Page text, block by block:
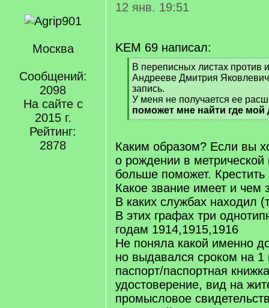
Москва
Сообщений:
2098
На сайте с
2015 г.
Рейтинг:
2878
12 янв. 19:51
KEM 69 написал:
[
q
]
В переписных листах против
Андрееве Дмитрия
запись.
У меня не получается ее
поможет мне найти где мой
[
q
]
Каким образом? Если вы
о рождении в метрической
больше поможет. Крестить
Какое звание имеет и чем
В каких службах находил
В этих графах три
годам 1914,1915,1916
Не поняла какой именно
но выдавался сроком на 1
паспорт/паспортная
удостоверение, вид на
промысловое